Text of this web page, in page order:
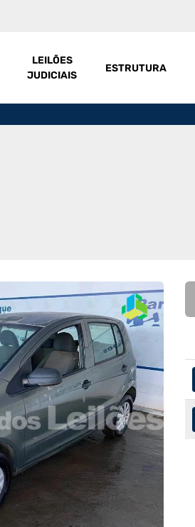
LEILÕES
JUDICIAIS
ESTRUTURA